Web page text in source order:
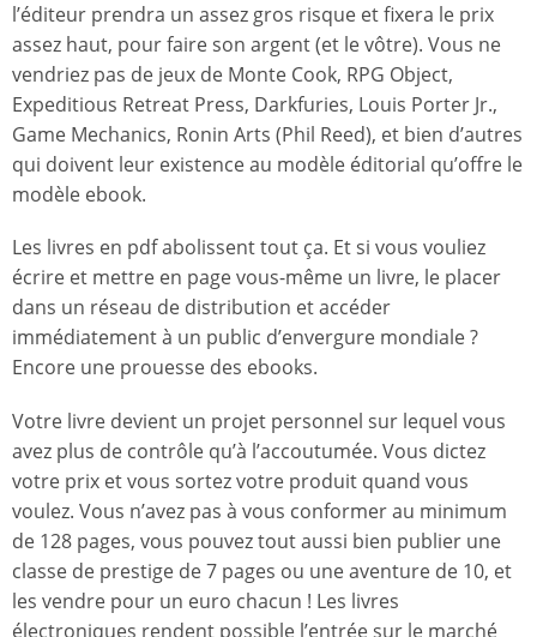
l’éditeur prendra un assez gros risque et fixera le prix
assez haut, pour faire son argent (et le vôtre). Vous ne
vendriez pas de jeux de Monte Cook, RPG Object,
Expeditious Retreat Press, Darkfuries, Louis Porter Jr.,
Game Mechanics, Ronin Arts (Phil Reed), et bien d’autres
qui doivent leur existence au modèle éditorial qu’offre le
modèle ebook.
Les livres en pdf abolissent tout ça. Et si vous vouliez
écrire et mettre en page vous-même un livre, le placer
dans un réseau de distribution et accéder
immédiatement à un public d’envergure mondiale ?
Encore une prouesse des ebooks.
Votre livre devient un projet personnel sur lequel vous
avez plus de contrôle qu’à l’accoutumée. Vous dictez
votre prix et vous sortez votre produit quand vous
voulez. Vous n’avez pas à vous conformer au minimum
de 128 pages, vous pouvez tout aussi bien publier une
classe de prestige de 7 pages ou une aventure de 10, et
les vendre pour un euro chacun ! Les livres
électroniques rendent possible l’entrée sur le marché